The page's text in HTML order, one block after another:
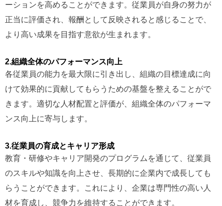
ーションを高めることができます。従業員が自身の努力が
正当に評価され、報酬として反映されると感じることで、
より高い成果を目指す意欲が生まれます。
2.組織全体のパフォーマンス向上
各従業員の能力を最大限に引き出し、組織の目標達成に向
けて効果的に貢献してもらうための基盤を整えることがで
きます。適切な人材配置と評価が、組織全体のパフォーマ
ンス向上に寄与します。
3.従業員の育成とキャリア形成
教育・研修やキャリア開発のプログラムを通じて、従業員
のスキルや知識を向上させ、長期的に企業内で成長しても
らうことができます。これにより、企業は専門性の高い人
材を育成し、競争力を維持することができます。